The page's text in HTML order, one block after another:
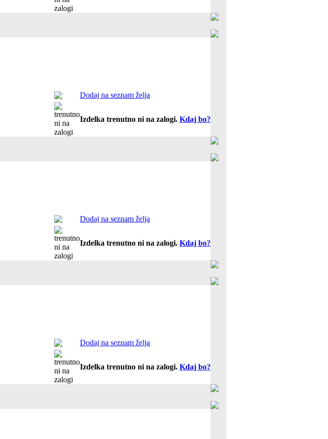
Dodaj na seznam želja
Izdelka trenutno ni na zalogi. Kdaj bo?
Dodaj na seznam želja
Izdelka trenutno ni na zalogi. Kdaj bo?
Dodaj na seznam želja
Izdelka trenutno ni na zalogi. Kdaj bo?